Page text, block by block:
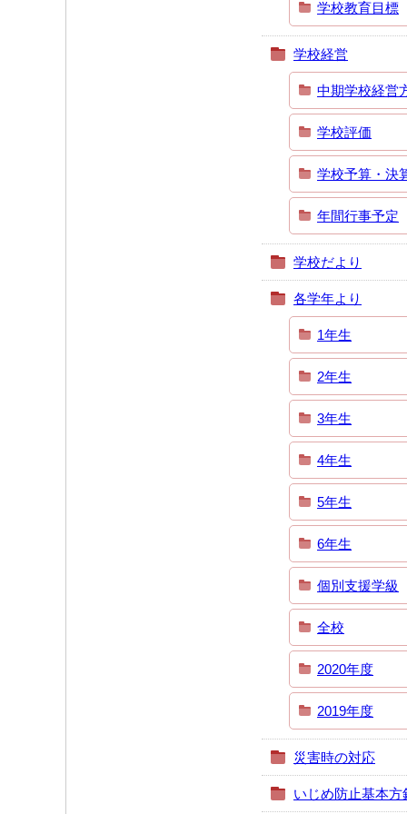
学校教育目標
学校経営
中期学校経営
学校評価
学校予算・決
年間行事予定
学校だより
各学年より
1年生
2年生
3年生
4年生
5年生
6年生
個別支援学級
全校
2020年度
2019年度
災害時の対応
いじめ防止基本方